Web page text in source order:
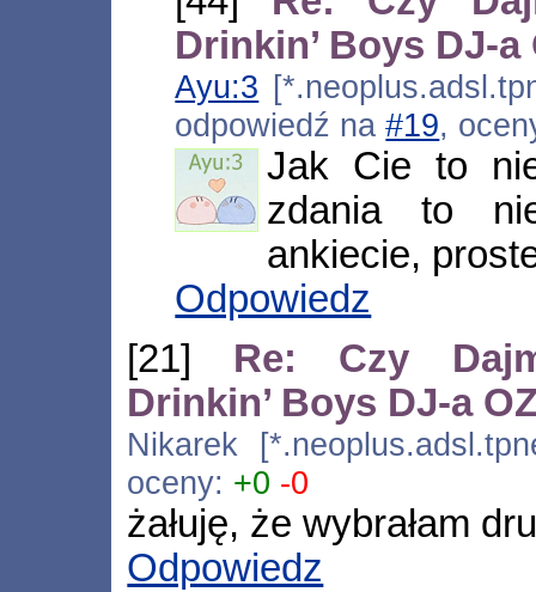
Drinkin’ Boys DJ-a
Ayu:3
odpowiedź na#19,
Jak Cie to
zdania to
ankiecie,
Odpowiedz
[21] Re: Czy
Drinkin’ Boys DJ-a
Nikarek
oceny: +0 -0
żałuję, że wybrałam
Odpowiedz